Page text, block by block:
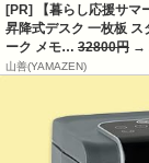
[PR] 【暮らし応援サマ
昇降式デスク 一枚板
ーク メモ… 32800円 →
山善(YAMAZEN)